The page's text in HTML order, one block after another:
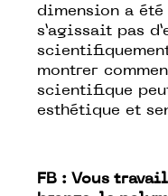
dimension a
s’agissait pas
montrer
scientifique
esthétique et
FB : Vous